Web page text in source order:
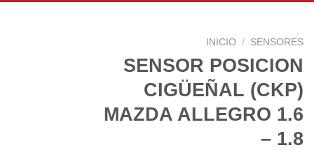
INICIO / SENSORES
SENSOR POSICION
CIGÜEÑAL (CKP)
MAZDA ALLEGRO 1.6
– 1.8